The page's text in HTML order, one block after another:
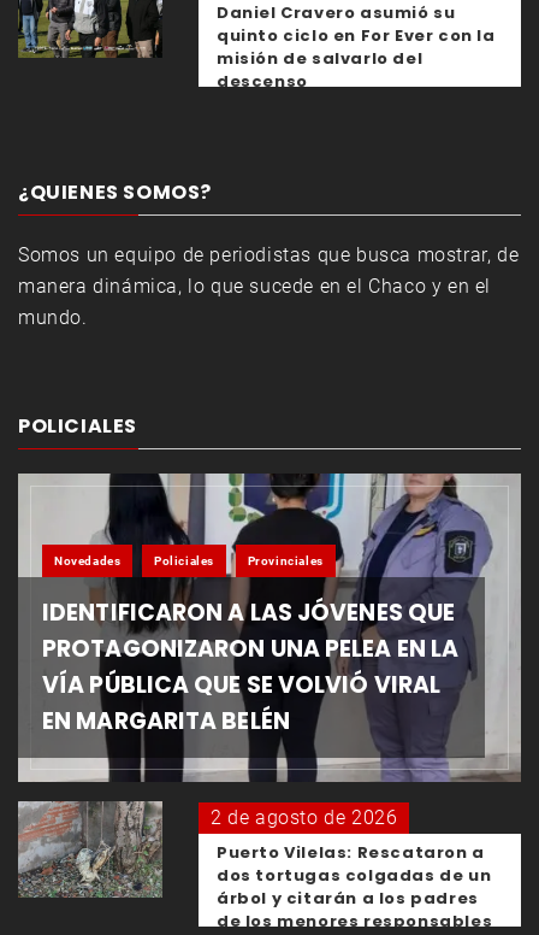
Daniel Cravero asumió su
quinto ciclo en For Ever con la
misión de salvarlo del
descenso
¿QUIENES SOMOS?
Somos un equipo de periodistas que busca mostrar, de
manera dinámica, lo que sucede en el Chaco y en el
mundo.
POLICIALES
Novedades Policiales Provinciales
IDENTIFICARON A LAS JÓVENES QUE
PROTAGONIZARON UNA PELEA EN LA
VÍA PÚBLICA QUE SE VOLVIÓ VIRAL
EN MARGARITA BELÉN
2 de agosto de 2026
Puerto Vilelas: Rescataron a
dos tortugas colgadas de un
árbol y citarán a los padres
de los menores responsables